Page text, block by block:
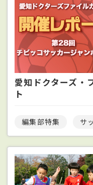
愛知ドクターズ
ト
編集部特集 サ